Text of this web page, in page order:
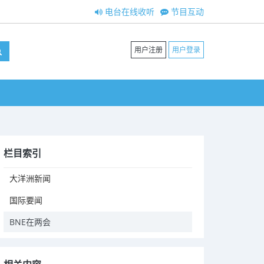
节目互动
电台在线收听
用户注册 用户登录
栏目索引
大洋洲新闻
国际要闻
BNE在两会